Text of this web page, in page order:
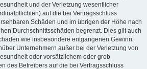
und der Verletzung wesentlicher
auf die bei Vertragsschluss
Schäden und im übrigen der Höhe nach
Durchschnittsschäden begrenzt. Dies gilt auch
wie insbesondere entgangenen Gewinn.
Unternehmern außer bei der Verletzung von
oder vorsätzlichem oder grob
des Betreibers auf die bei Vertragsschluss